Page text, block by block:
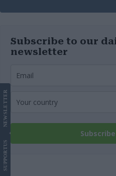
Subscribe to our
newsletter
Subscribe
SUPPORT
US
NEWS
LETTER